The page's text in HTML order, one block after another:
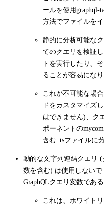
ールを使用graphql-
方法でファイルを
静的に分析可能な
てのクエリを検証
トを実行したり、
ることが容易になり
これが不可能な場
ドをカスタマイズ
はできません)、ク
ポーネントの
含む .tsファイルに
動的な文字列連結クエリ
数を含む) は使用しない
GraphQLクエリ変数であ
これは、ホワイト